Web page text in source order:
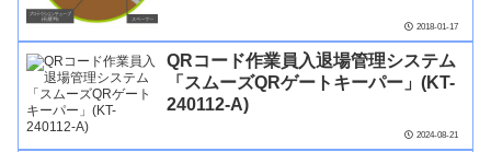
2018-01-17
QRコード作業員入退場管理システム
「スムーズQRゲートキーパー」(KT-
240112-A)
2024-08-21